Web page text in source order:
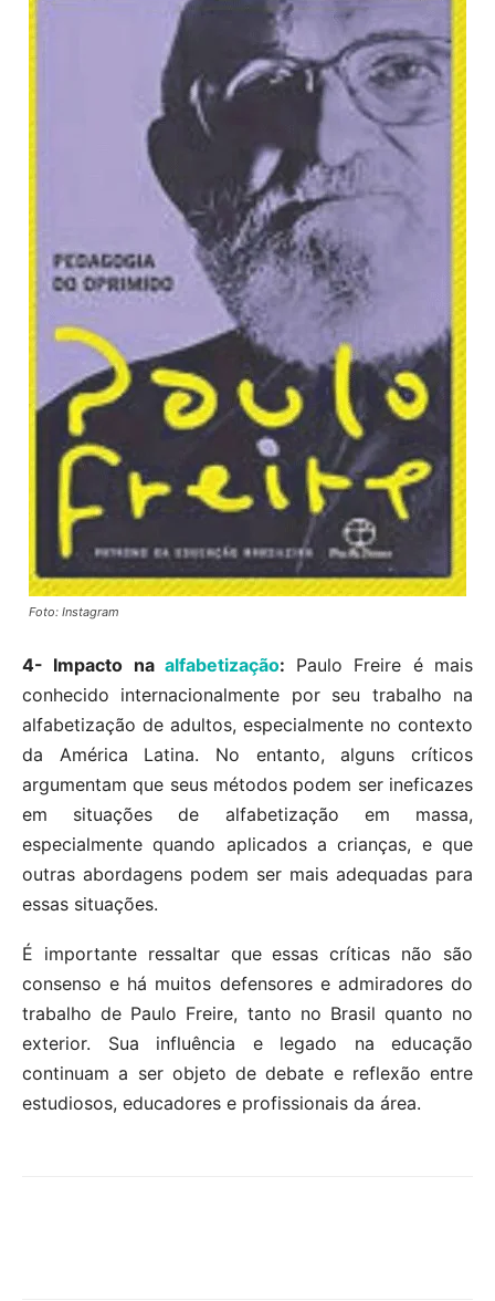
Foto: Instagram
4- Impacto na alfabetização: Paulo Freire é mais
conhecido internacionalmente por seu trabalho na
alfabetização de adultos, especialmente no contexto
da América Latina. No entanto, alguns críticos
argumentam que seus métodos podem ser ineficazes
em situações de alfabetização em massa,
especialmente quando aplicados a crianças, e que
outras abordagens podem ser mais adequadas para
essas situações.
É importante ressaltar que essas críticas não são
consenso e há muitos defensores e admiradores do
trabalho de Paulo Freire, tanto no Brasil quanto no
exterior. Sua influência e legado na educação
continuam a ser objeto de debate e reflexão entre
estudiosos, educadores e profissionais da área.